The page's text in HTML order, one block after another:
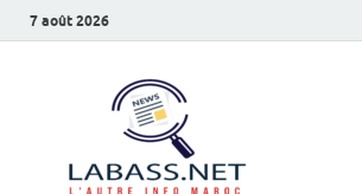
7 août 2026